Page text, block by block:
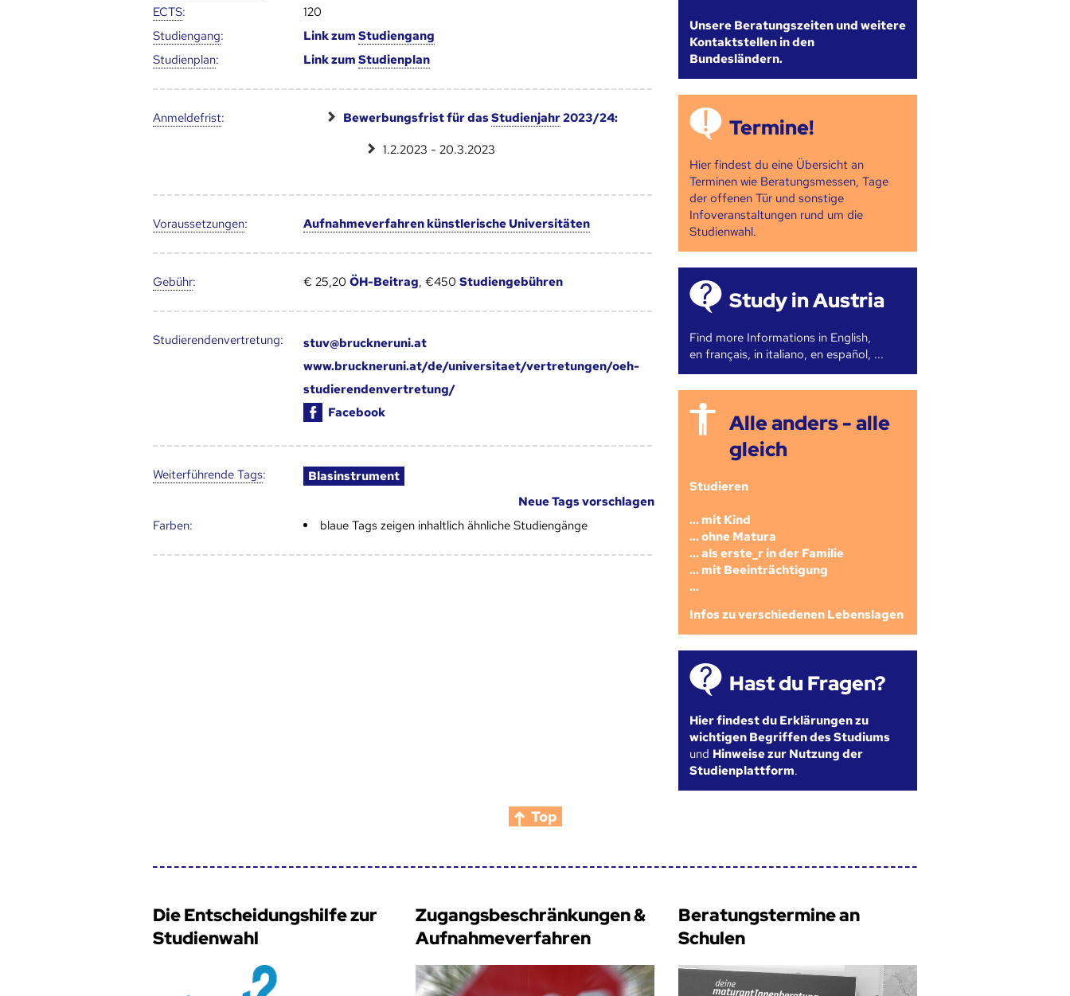
ECTS:
120
Studien­gang: Link zum Studien­gang
Studien­plan: Link zum Studien­plan
Anmelde­frist: Bewerbungsfrist für dasStudienjahr2023/24:
1.2.2023 - 20.3.2023
Voraus­setzungen: Aufnahmeverfahren künstlerische Universitäten
Gebühr: € 25,20 ÖH-Beitrag, €450 Studiengebühren
Studierendenvertretung:
stuv@bruckneruni.at
www.bruckneruni.at/de/universitaet/vertretungen/oeh-
studierendenvertretung/
Facebook
Weiter­führende Tags:
Blasinstrument
Neue Tags vorschlagen
Farben:
blaue Tags zeigen inhaltlich ähnliche Studiengänge
Unsere Beratungszeiten und weitere
Kontaktstellen in den
Bundesländern.
Termine!
Hier findest du eine Übersicht an
Terminen wie Beratungsmessen, Tage
der offenen Tür und sonstige
Infoveranstaltungen rund um die
Studienwahl.
Study in Austria
Find more Informations in English,
en français, in italiano, en español, ...
Alle anders - alle
gleich
Studieren
... mit Kind
... ohne Matura
... als erste_r in der Familie
... mit Beeinträchtigung
...
Infos zu verschiedenen Lebenslagen
Hast du Fragen?
Hier findest du Erklärungen zu
wichtigen Begriffen des Studiums
und Hinweise zur Nutzung der
Studienplattform.
Top
Die Entscheidungshilfe zur
Studienwahl
Zugangsbeschränkungen &
Aufnahmeverfahren
Beratungstermine an
Schulen